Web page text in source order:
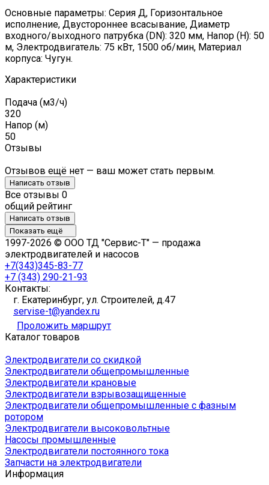
Основные параметры: Серия Д, Горизонтальное
исполнение, Двустороннее всасывание, Диаметр
входного/выходного патрубка (DN): 320 мм, Напор (H): 50
м, Электродвигатель: 75 кВт, 1500 об/мин, Материал
корпуса: Чугун.
Характеристики
Подача (м3/ч)
320
Напор (м)
50
Отзывы
Отзывов ещё нет — ваш может стать первым.
Написать отзыв
Все отзывы 0
общий рейтинг
Написать отзыв
Показать ещё
1997-2026 © ООО ТД "Сервис-Т" — продажа
электродвигателей и насосов
+7(343)345-83-77
+7 (343) 290-21-93
Контакты:
г. Екатеринбург, ул. Строителей, д.47
servise-t@yandex.ru
Проложить маршрут
Каталог товаров
Электродвигатели со скидкой
Электродвигатели общепромышленные
Электродвигатели крановые
Электродвигатели взрывозащищенные
Электродвигатели общепромышленные с фазным
ротором
Электродвигатели высоковольтные
Насосы промышленные
Электродвигатели постоянного тока
Запчасти на электродвигатели
Информация